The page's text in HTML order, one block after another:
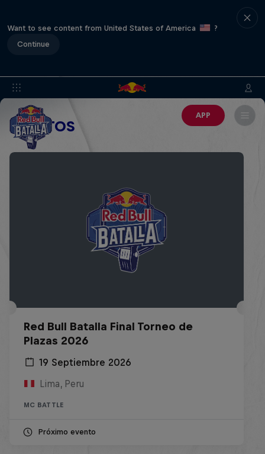
Want to see content from United States of America
?
Continue
APP
EVENTOS
Red Bull Batalla Final Torneo de
Plazas 2026
19 Septiembre 2026
Lima, Peru
MC BATTLE
Próximo evento